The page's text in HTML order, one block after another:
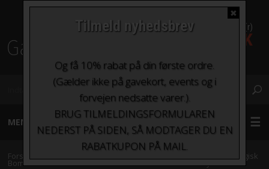
0 Vare(r)
0,00 DKK
MENU
GARN
Forside 8/4 Økologisk
Bomuld fra Karen Klarbæk»8/4 Bomuld fv. 26 Cool Grey
✖
Tilmeld nyhedsbrev
Og få 10% rabat på din første ordre.
(Gælder ikke på gavekort, events og i
forvejen nedsatte varer.).
BRUG TILMELDINGSFORMULAREN
NEDERST PÅ SIDEN, SÅ MODTAGER DU EN
RABATKUPON PÅ MAIL.